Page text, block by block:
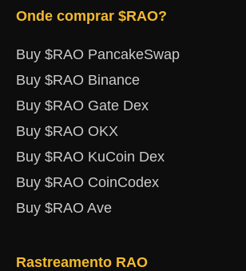
Onde comprar $RAO?
Buy $RAO PancakeSwap
Buy $RAO Binance
Buy $RAO Gate Dex
Buy $RAO OKX
Buy $RAO KuCoin Dex
Buy $RAO CoinCodex
Buy $RAO Ave
Rastreamento RAO